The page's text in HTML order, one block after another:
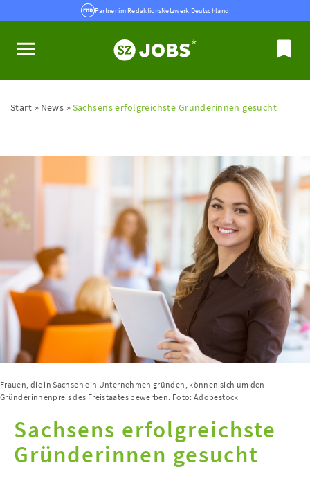
Partner im RedaktionsNetzwerk Deutschland
Start News Sachsens erfolgreichste Gründerinnen gesucht
Frauen, die in Sachsen ein Unternehmen gründen, können sich um den
Gründerinnenpreis des Freistaates bewerben. Foto: Adobestock
Sachsens erfolgreichste
Gründerinnen gesucht